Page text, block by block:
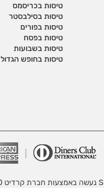
טיסות בכריסמס
טיסות בסילבסטר
טיסות בפורים
טיסות בפסח
טיסות בשבועות
טיסות בחופש הגדול